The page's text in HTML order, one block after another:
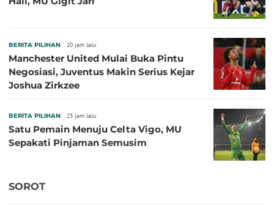
BERITA PILIHAN 20 jam lalu
Manchester United Mulai Buka Pintu
Negosiasi, Juventus Makin Serius Kejar
Joshua Zirkzee
BERITA PILIHAN 23 jam lalu
Satu Pemain Menuju Celta Vigo, MU
Sepakati Pinjaman Semusim
SOROT